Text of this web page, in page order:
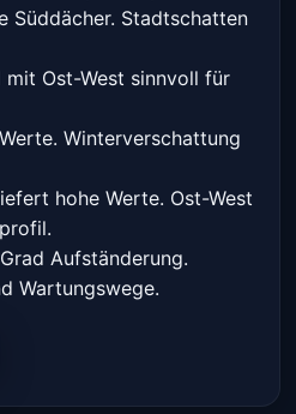
Süddächer. Stadtschatten
mit Ost-West sinnvoll für
Winterverschattung
hohe Werte. Ost-West
Aufständerung.
Wartungswege.